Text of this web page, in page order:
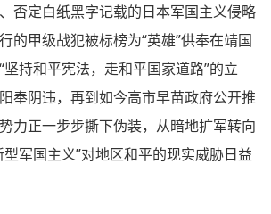
否定白纸黑字记载的日本军国主义侵略
的甲级战犯被标榜为“英雄”供奉在靖国
持和平宪法，走和平国家道路”的立
奉阴违，再到如今高市早苗政府公开推
力正一步步撕下伪装，从暗地扩军转向
军国主义”对地区和平的现实威胁日益